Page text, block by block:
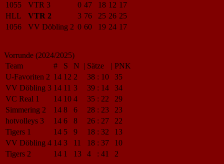
1055
VTR 3 0 47 18 12 17
HLL
VTR 2 3 76 25 26 25
1056
VV Döbling 2 0 60 19 24 17
Vorrunde (2024/2025)
Team
# S N | Sätze | PNK
U-Favoriten 2 14 12 2 38 : 10
35
VV Döbling 3 14 11 3 39 : 14
34
VC Real 1
14 10 4 35 : 22
29
Simmering 2
14 8 6 28 : 23
23
hotvolleys 3
14 6 8 26 : 27
22
Tigers 1
14 5 9 18 : 32
13
VV Döbling 4 14 3 11 18 : 37
10
Tigers 2
14 1 13 4 : 41 2